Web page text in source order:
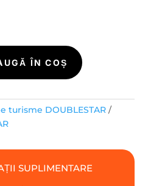
ÎN COȘ
turisme DOUBLESTAR
SUPLIMENTARE